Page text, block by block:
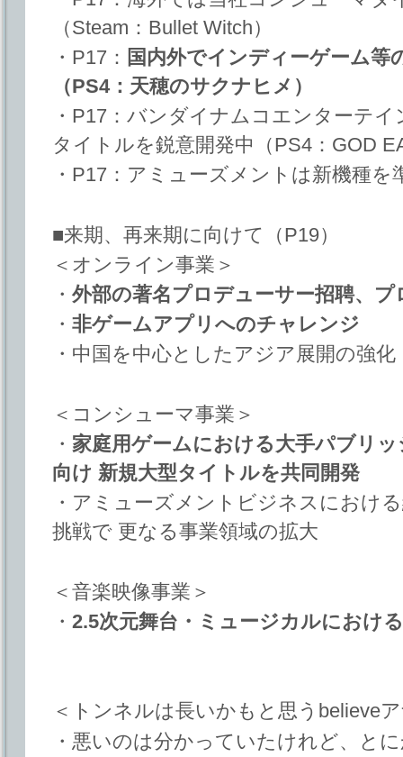
（Steam：Bullet Witch）
・P17： 国内外でインディーゲーム等
（PS4：天穂のサクナヒメ）
・P17：バンダイナムコエンターテ
タイトルを鋭意開発中（PS4：GOD
・P17：アミューズメントは新機種を
■来期、再来期に向けて（P19）
＜オンライン事業＞
・ 外部の著名プロデューサー招聘、プ
・ 非ゲームアプリへのチャレンジ
・中国を中心としたアジア展開の強化
＜コンシューマ事業＞
・ 家庭用ゲームにおける大手パブリ
向け 新規大型タイトルを共同開発
・アミューズメントビジネスにおけ
挑戦で 更なる事業領域の拡大
＜音楽映像事業＞
・ 2.5次元舞台・ミュージカルにおけ
＜トンネルは長いかもと思うbelieve
・悪いのは分かっていたけれど、と